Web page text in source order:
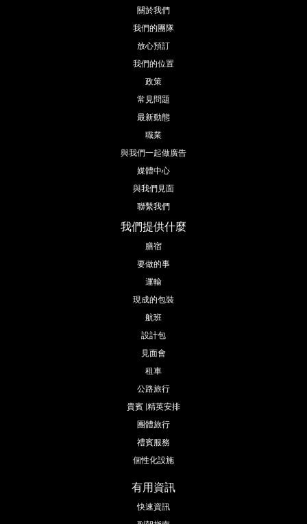
關於我們
我們的團隊
放心預訂
我們的位置
政策
常見問題
最新動態
職業
與我們一起做廣告
媒體中心
與我們見面
聯繫我們
我們提供什麼
膳宿
要做的事
運輸
現成的包裝
航班
設計包
見面會
租車
公路旅行
貴賓 |精英安排
團體旅行
禮賓服務
個性化設施
有用資訊
快速資訊